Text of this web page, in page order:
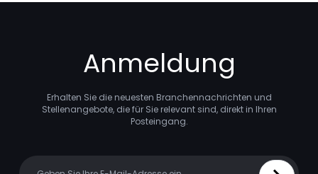
Anmeldung
Erhalten Sie die neuesten Branchennachrichten und
Stellenangebote, die für Sie relevant sind, direkt in Ihren
Posteingang.